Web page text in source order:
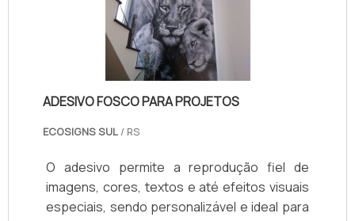
ADESIVO FOSCO PARA PROJETOS
ECOSIGNS SUL / RS
O adesivo permite a reprodução fiel de
imagens, cores, textos e até efeitos visuais
especiais, sendo personalizável e ideal para